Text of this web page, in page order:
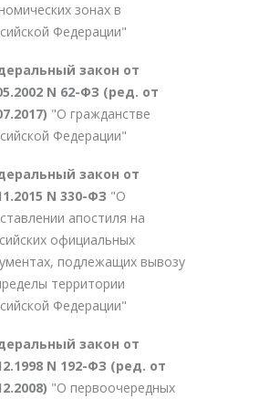
зонах в
Федерации"
закон от
N 62-ФЗ (ред. от
"О гражданстве
Федерации"
закон от
N 330-ФЗ "О
апостиля на
официальных
подлежащих вывозу
территории
Федерации"
закон от
N 192-ФЗ (ред. от
"О первоочередных